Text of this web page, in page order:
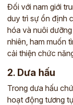
Đối với nam giới
duy trì sự ổn định
hóa và nuôi
nhiên, ham muốn
cải thiện chức
2. Dưa hấu
Trong dưa hấu
hoạt động tương